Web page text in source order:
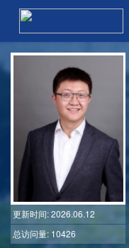
更新时间: 2026.06.12
总访问量: 10426